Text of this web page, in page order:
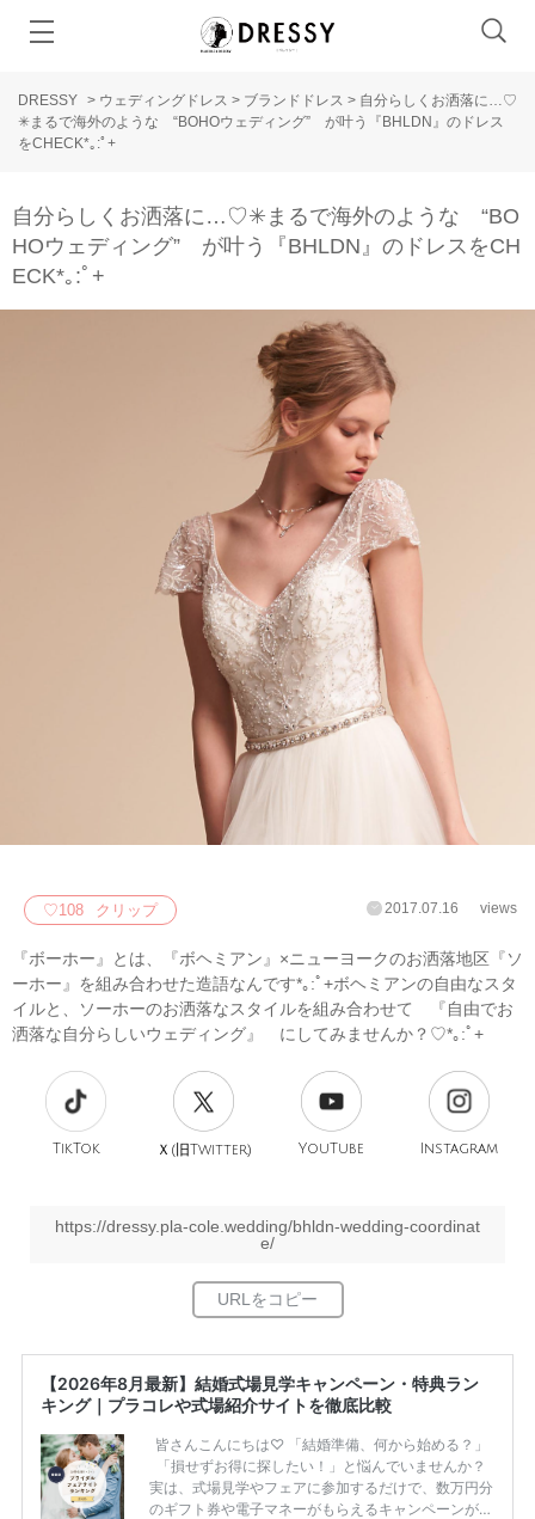
DRESSY > ウェディングドレス > ブランドドレス > 自分らしくお洒落に…♡
✳︎まるで海外のような “BOHOウェディング” が叶う『BHLDN』のドレス
をCHECK*｡:ﾟ+
自分らしくお洒落に…♡✳︎まるで海外のような “BO
HOウェディング” が叶う『BHLDN』のドレスをCH
ECK*｡:ﾟ+
♡108 クリップ 2017.07.16 views
『ボーホー』とは、『ボヘミアン』×ニューヨークのお洒落地区『ソ
ーホー』を組み合わせた造語なんです*｡:ﾟ+ボヘミアンの自由なスタ
イルと、ソーホーのお洒落なスタイルを組み合わせて 『自由でお
洒落な自分らしいウェディング』 にしてみませんか？♡*｡:ﾟ+
TikTok Ｘ(旧Twitter) YouTube Instagram
https://dressy.pla-cole.wedding/bhldn-wedding-coordinat
e/
【2026年8月最新】結婚式場見学キャンペーン・特典ラン
キング｜プラコレや式場紹介サイトを徹底比較
皆さんこんにちは♡ 「結婚準備、何から始める？」
「損せずお得に探したい！」と悩んでいませんか？
実は、式場見学やフェアに参加するだけで、数万円分
のギフト券や電子マネーがもらえるキャンペーンがあ